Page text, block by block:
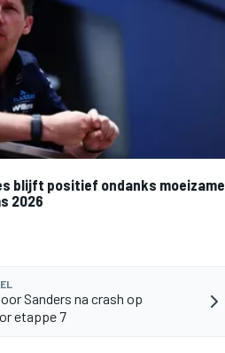
blijft positief ondanks moeizame
2026
Sanders na crash op
etappe 7